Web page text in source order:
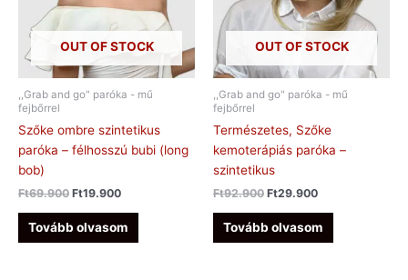
OUT OF STOCK
,,Grab and go" paróka - mű
fejbőrrel
Szőke ombre szintetikus
paróka – félhosszú bubi (long
bob)
Ft69.900 Ft19.900
Tovább olvasom
OUT OF STOCK
,,Grab and go" paróka - mű
fejbőrrel
Természetes, Szőke
kemoterápiás paróka –
szintetikus
Ft92.900 Ft29.900
Tovább olvasom